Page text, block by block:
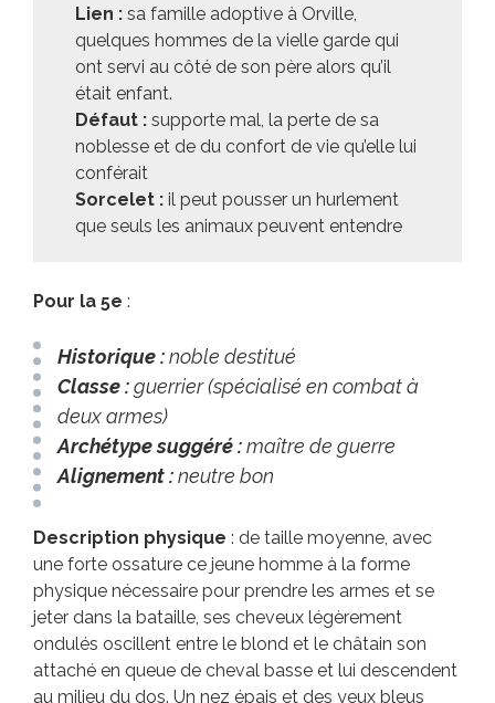
Lien : sa famille adoptive à Orville,
quelques hommes de la vielle garde qui
ont servi au côté de son père alors qu’il
était enfant.
Défaut : supporte mal, la perte de sa
noblesse et de du confort de vie qu’elle lui
conférait
Sorcelet : il peut pousser un hurlement
que seuls les animaux peuvent entendre
Pour la 5e :
Historique :noble destitué
Classe :guerrier (spécialisé en combat à
deux armes)
Archétype suggéré :maître de guerre
Alignement :neutre bon
Description physique : de taille moyenne, avec
une forte ossature ce jeune homme à la forme
physique nécessaire pour prendre les armes et se
jeter dans la bataille, ses cheveux légèrement
ondulés oscillent entre le blond et le châtain son
attaché en queue de cheval basse et lui descendent
au milieu du dos. Un nez épais et des yeux bleus